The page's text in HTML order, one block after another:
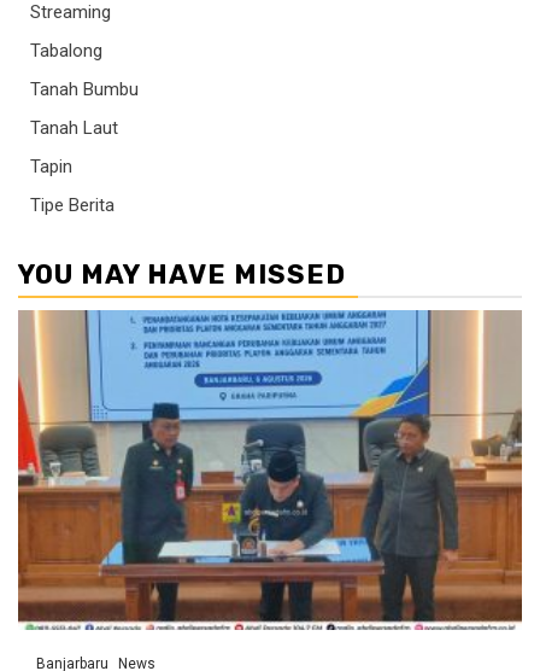
Streaming
Tabalong
Tanah Bumbu
Tanah Laut
Tapin
Tipe Berita
YOU MAY HAVE MISSED
Banjarbaru News